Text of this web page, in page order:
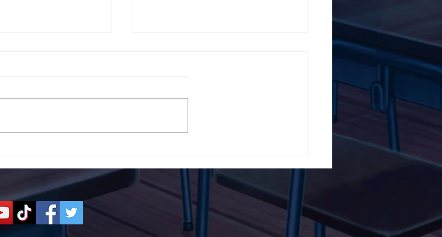
σύνθημα "Μίλα
τα σχολεία της
τις
ενάντια στο
| Μίλα Τώρα. Με σύνθημα
"Μίλα Τώρα" όλα τα σχολεία
της Ελλάδας ενώνουν τις
δυνάμεις τους ενάντια στο
Bullying